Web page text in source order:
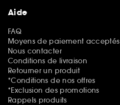
Aide
FAQ
Moyens de paiement acceptés
Nous contacter
Conditions de livraison
Retourner un produit
*Conditions de nos offres
*Exclusion des promotions
Rappels produits